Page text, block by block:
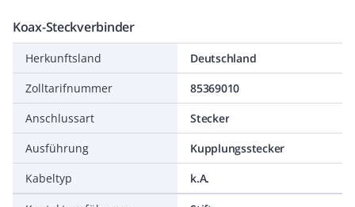
Koax-Steckverbinder
Herkunftsland
Deutschland
Zolltarifnummer
85369010
Anschlussart
Stecker
Ausführung
Kupplungsstecker
Kabeltyp
k.A.